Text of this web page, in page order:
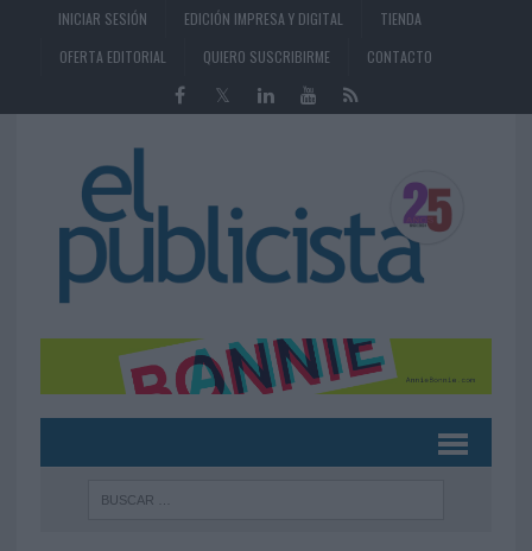
INICIAR SESIÓN EDICIÓN IMPRESA Y DIGITAL
TIENDA
OFERTA EDITORIAL
QUIERO SUSCRIBIRME CONTACTO